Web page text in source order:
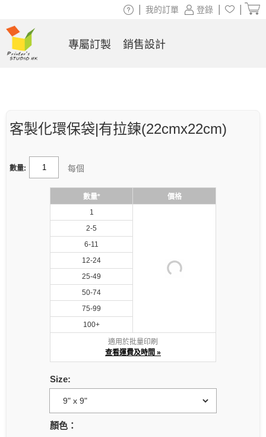
客製化環保袋|有拉鍊(22cmx22cm)
數量: 每個
數量*
價格
1
2-5
6-11
12-24
25-49
50-74
75-99
100+
適用於批量印刷
查看運費及時間 »
Size:
顏色：
登錄
我的訂單
專屬訂製 銷售設計